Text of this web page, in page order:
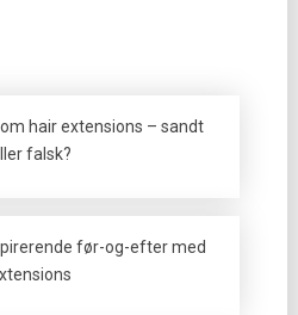
hair extensions – sandt
falsk?
før-og-efter med